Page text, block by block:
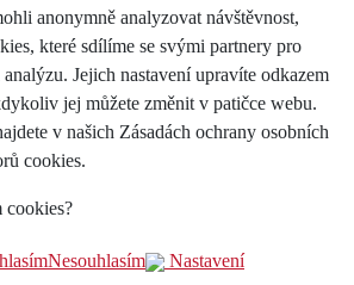
anonymně analyzovat návštěvnost,
které sdílíme se svými partnery pro
Jejich nastavení upravíte odkazem
jej můžete změnit v patičce webu.
v našich Zásadách ochrany osobních
cookies.
cookies?
Nesouhlasím Nastavení